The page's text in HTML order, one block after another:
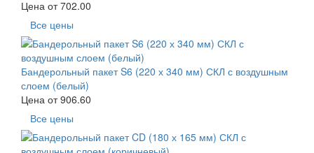
Цена от702.00
Все цены
Бандерольный пакет S6 (220 х 340 мм) СКЛ с воздушным
слоем (белый)
Цена от906.60
Все цены